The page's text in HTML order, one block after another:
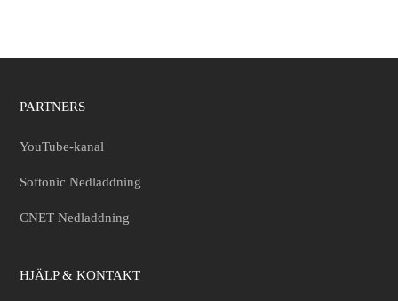
PARTNERS
YouTube-kanal
Softonic Nedladdning
CNET Nedladdning
HJÄLP & KONTAKT